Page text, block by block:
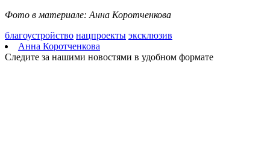
Фото в материале: Анна Коротченкова
благоустройство нацпроекты эксклюзив
Анна Коротченкова
Следите за нашими новостями в удобном формате